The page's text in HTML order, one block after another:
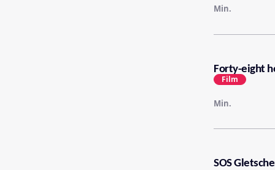
Min.
Forty-eight
Min.
Film
SOS